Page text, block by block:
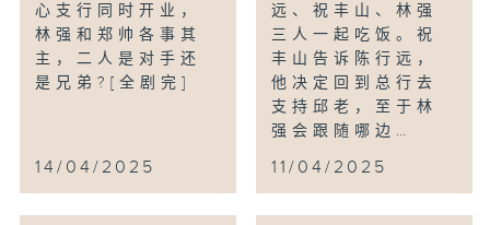
心支行同时开业，
林强和郑帅各事其
主，二人是对手还
是兄弟?[全剧完]
14/04/2025
远、祝丰山、林强
三人一起吃饭。祝
丰山告诉陈行远，
他决定回到总行去
支持邱老，至于林
强会跟随哪边…
11/04/2025